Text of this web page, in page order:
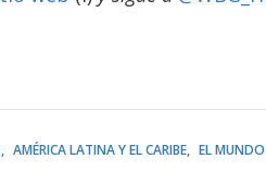
AMÉRICA LATINA Y EL CARIBE EL MUNDO